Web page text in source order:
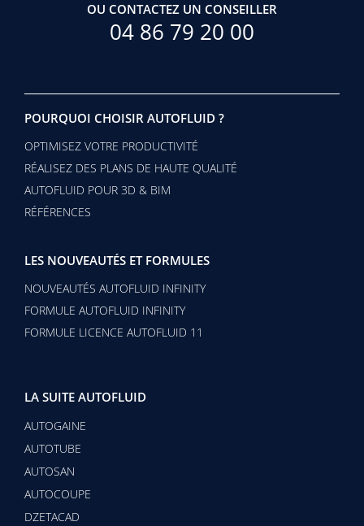
POURQUOI CHOISIR AUTOFLUID ?
OPTIMISEZ VOTRE PRODUCTIVITÉ
RÉALISEZ DES PLANS DE HAUTE QUALITÉ
AUTOFLUID POUR 3D & BIM
RÉFÉRENCES
LES NOUVEAUTÉS ET FORMULES
NOUVEAUTÉS AUTOFLUID INFINITY
FORMULE AUTOFLUID INFINITY
FORMULE LICENCE AUTOFLUID 11
LA SUITE AUTOFLUID
AUTOGAINE
AUTOTUBE
AUTOSAN
AUTOCOUPE
DZETACAD
OU CONTACTEZ UN CONSEILLER
04 86 79 20 00